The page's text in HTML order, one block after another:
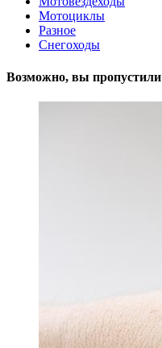
Мотоциклы
Разное
Снегоходы
Возможно, вы пропустили